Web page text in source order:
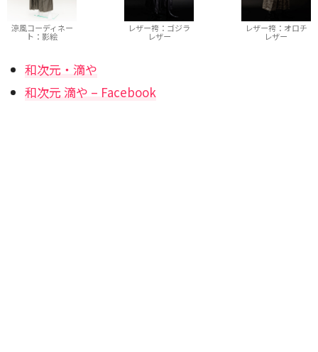
涼風コーディネー
ト：影絵
レザー袴：ゴジラ
レザー
レザー袴：オロチ
レザー
和次元・滴や
和次元 滴や – Facebook